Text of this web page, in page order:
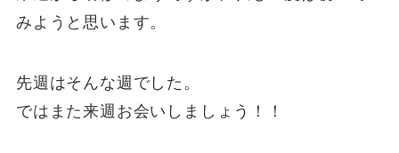
みようと思います。
先週はそんな週でした。
ではまた来週お会いしましょう！！